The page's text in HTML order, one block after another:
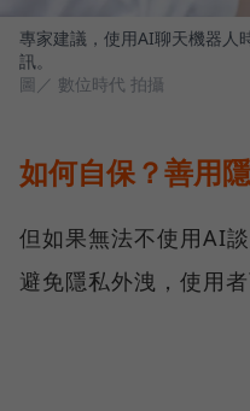
專家建議，使用AI聊天機器人
訊。
圖／ 數位時代 拍攝
如何自保？善用
但如果無法不使用AI
避免隱私外洩，使用